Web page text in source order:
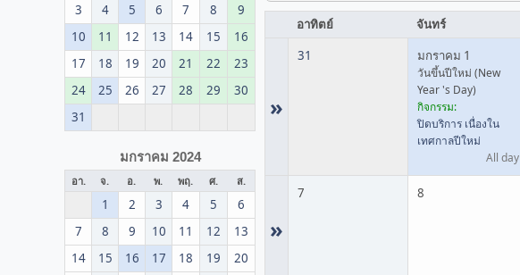
3
4 5 6 7 8
9
10
11 12 13 14 15
16
17
18 19 20 21 22
23
24
25 26 27 28 29
30
31
มกราคม 2024
อา. จ. อ. พ. พฤ. ศ. ส.
1 2 3 4 5
6
7
8 9 10 11 12
13
14
15 16 17 18 19
20
อาทิตย์ จันทร์
»
31 มกราคม 1
วันขึ้นปีใหม่ (New
Year 's Day)
กิจกรรม:
ปิดบริการ เนื่องใน
เทศกาลปีใหม่
All day
»
7 8